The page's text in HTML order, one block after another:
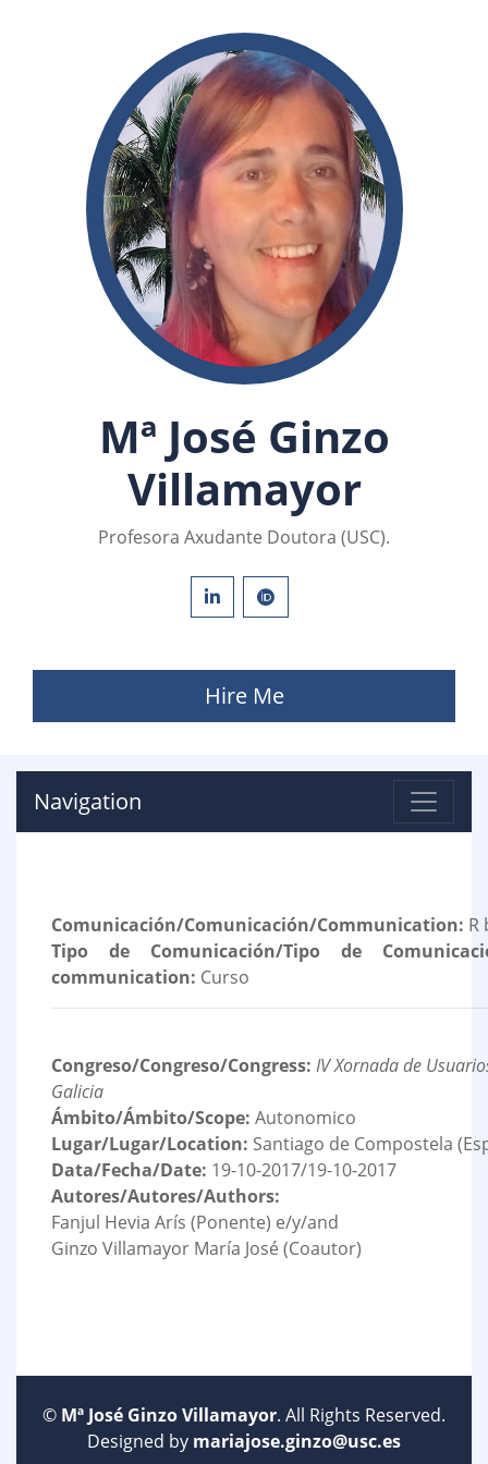
Mª José Ginzo
Villamayor
Profesora Axudante Doutora (USC).
Hire Me
Navigation
Comunicación/Comunicación/Communication: R
Tipo de Comunicación/Tipo de
communication: Curso
Congreso/Congreso/Congress: IV Xornada de
Galicia
Ámbito/Ámbito/Scope: Autonomico
Lugar/Lugar/Location: Santiago de Compostela
Data/Fecha/Date: 19-10-2017/19-10-2017
Autores/Autores/Authors:
Fanjul Hevia Arís (Ponente) e/y/and
Ginzo Villamayor María José (Coautor)
© Mª José Ginzo Villamayor. All Rights Reserved.
Designed by mariajose.ginzo@usc.es